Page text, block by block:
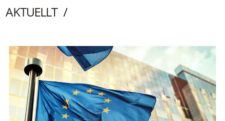
AKTUELLT